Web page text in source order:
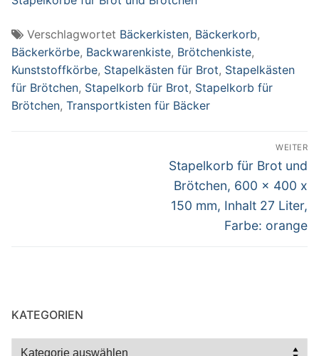
Verschlagwortet Bäckerkisten, Bäckerkorb,
Bäckerkörbe, Backwarenkiste, Brötchenkiste,
Kunststoffkörbe, Stapelkästen für Brot, Stapelkästen
für Brötchen, Stapelkorb für Brot, Stapelkorb für
Brötchen, Transportkisten für Bäcker
WEITER
Nächster
Beitrag:
Stapelkorb für Brot und
Brötchen, 600 x 400 x
150 mm, Inhalt 27 Liter,
Farbe: orange
KATEGORIEN
Kategorien